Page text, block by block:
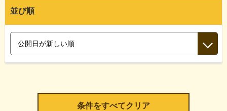
並び順